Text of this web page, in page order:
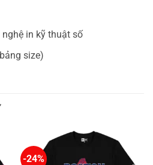
in kỹ thuật số
size)
-24%